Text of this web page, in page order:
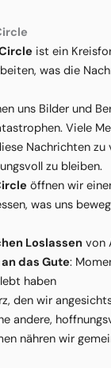
ist ein
was die
uns Bilder und
Viele
Nachrichten
zu bleiben.
öffnen wir
was uns
Loslassen von
das Gute:
haben
den wir
andere,
nähren wir